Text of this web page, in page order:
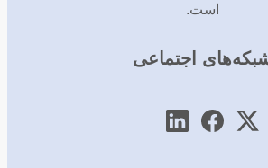
است.
اجتماعی